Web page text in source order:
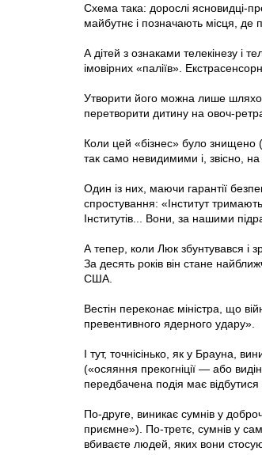
Схема така: дорослі ясновидці-
майбутнє і позначають місця, де
А дітей з ознаками телекінезу і
імовірних «паліїв».
Утворити його можна лише
перетворити дитину на овоч-
Коли цей «бізнес» було знищено
так само невидимими і, звісно, на
Один із них, маючи гарантії
спростування: «Інститут
Інститутів... Вони, за нашими
А тепер, коли Люк збунтувався і
За десять років він стане
США.
Вестін переконає міністра, що
превентивного ядерного удару».
І тут, точнісінько, як у Брауна,
(«осяяння прекогніції — або
передбачена подія має відбутися
По-друге, виникає сумнів у
приємне»). По-третє, сумнів у
вбиваєте людей, яких вони